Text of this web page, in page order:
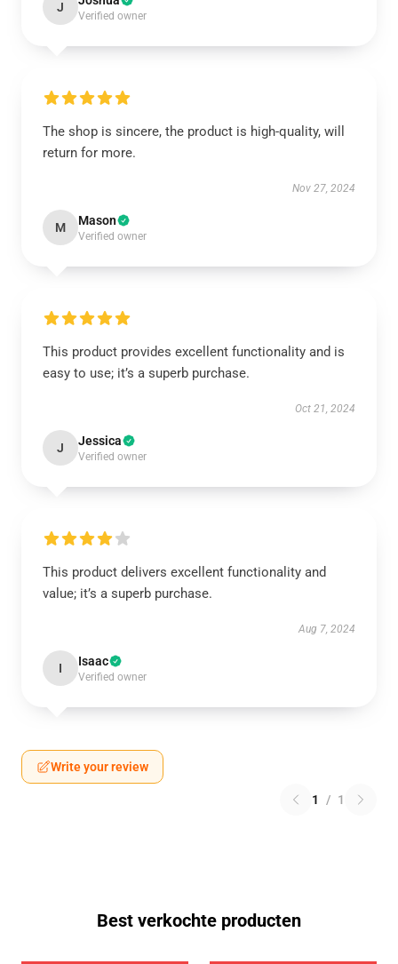
J
Verified owner
The shop is sincere, the product is high-quality, will
return for more.
Nov 27, 2024
M Mason
Verified owner
This product provides excellent functionality and is
easy to use; it’s a superb purchase.
Oct 21, 2024
J Jessica
Verified owner
This product delivers excellent functionality and
value; it’s a superb purchase.
Aug 7, 2024
I Isaac
Verified owner
Write your review
1 / 1
Best verkochte producten